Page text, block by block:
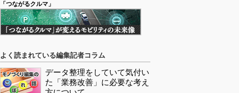
「つながるクルマ」
よく読まれている編集記者コラム
データ整理をしていて気付い
た「業務改善」に必要な考え